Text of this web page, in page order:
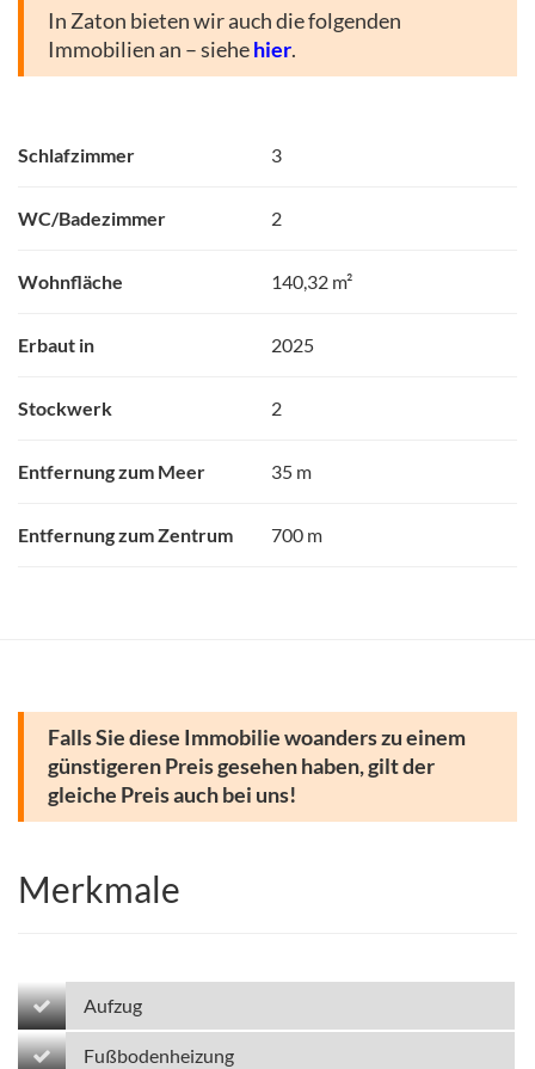
In Zaton bieten wir auch die folgenden
Immobilien an – siehehier.
Schlafzimmer 3
WC/Badezimmer 2
Wohnfläche 140,32 m²
Erbaut in 2025
Stockwerk 2
Entfernung zum Meer 35 m
Entfernung zum Zentrum 700 m
Falls Sie diese Immobilie woanders zu einem
günstigeren Preis gesehen haben, gilt der
gleiche Preis auch bei uns!
Merkmale
Aufzug
Fußbodenheizung